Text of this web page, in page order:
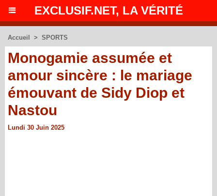
EXCLUSIF.NET, LA VÉRITÉ
Accueil > SPORTS
Monogamie assumée et
amour sincère : le mariage
émouvant de Sidy Diop et
Nastou
Lundi 30 Juin 2025